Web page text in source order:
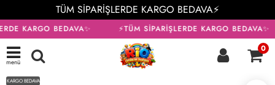
TÜM SİPARİŞLERDE KARGO BEDAVA⚡
KARGO BEDAVA✨ ⚡TÜM SİPARİŞLERDE KARGO BEDAVA✨
menü
0
KARGO BEDAVA